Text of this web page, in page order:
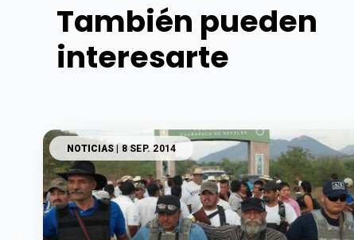
También pueden
interesarte
NOTICIAS | 8 SEP. 2014